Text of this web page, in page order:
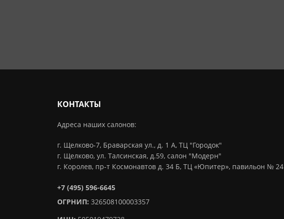
КОНТАКТЫ
Адреса наших салонов:
г. Щелково-7, Браварская ул., д. 1 А, ТЦ "Городок"
г. Щелково, ул. Талсинская, д.59, салон "Модерн"
г. Королев, пр-т Космонавтов д. 34 Б, ТЦ «Юпитер», павильон № 24
+7 (495) 596-6645
ОГРНИП: 326508100003357